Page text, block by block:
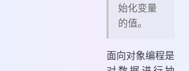
始化变量
的值。
面向对象编程是